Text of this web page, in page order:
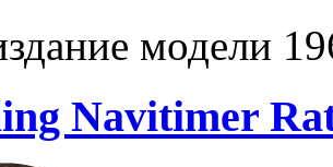
модели
Navitimer